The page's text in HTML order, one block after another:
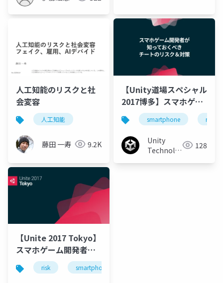
人工知能のリスクと社
会変容
人工知能
藤田 一寿 9.2K
【Unity道場スペシャル
2017博多】スマホゲー
ム開発者が知っておく
べきチートのリスク＆
対策
smartphone risc
Unity
Technologies 128
【Unite 2017 Tokyo】
スマホゲーム開発者な
ら知っておくべきチー
トのリスク＆対策
risk smartphone